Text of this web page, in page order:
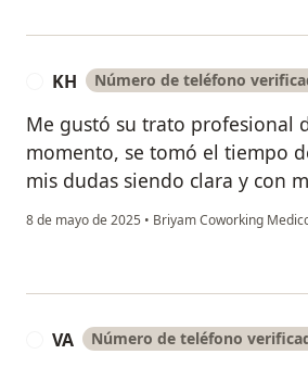
KH Número de teléfono
Me gustó su trato profesional
momento, se tomó el tiempo
mis dudas siendo clara y con
8 de mayo de 2025 • Briyam Coworking
VA Número de teléfono